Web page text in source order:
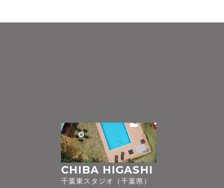
CHIBA HIGASHI
千葉東スタジオ（千葉県）